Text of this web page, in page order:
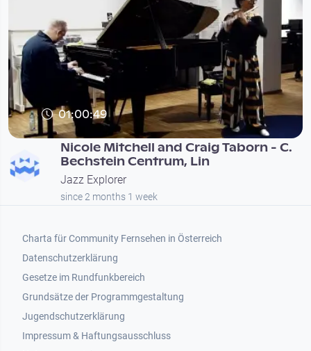
01:00:49
Nicole Mitchell and Craig Taborn - C.
Bechstein Centrum, Lin
Jazz Explorer
since 2 months 1 week
Footer 1
Charta für Community Fernsehen in Österreich
Datenschutzerklärung
Gesetze im Rundfunkbereich
Grundsätze der Programmgestaltung
Jugendschutzerklärung
Impressum & Haftungsausschluss